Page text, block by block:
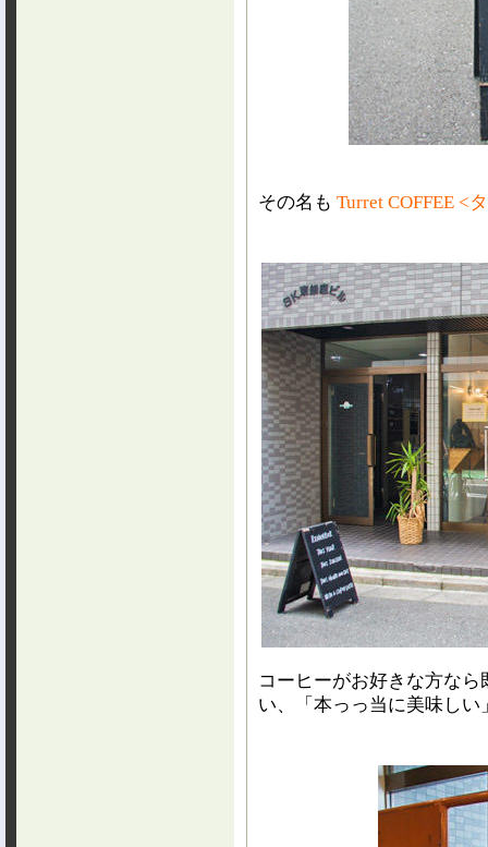
その名も Turret COFFEE <
コーヒーがお好きな方な
い、「本っっ当に美味し